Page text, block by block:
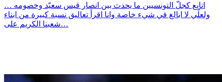
اتابع كجلّ التونسيين ما يحدث بين انصار قيس سعيّد وخصومه …
ولعلّي لا ابالغ في شيء خاصة وانا اقرأ تعاليق نسبة كبيرة من ابناء
شعبنا الكريم على…